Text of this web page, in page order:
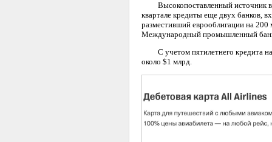
Высокопоставленный источник в
квартале кредиты еще двух банков,
разместивший еврооблигации на
Международный промышленный банк
С учетом пятилетнего кредита на
около $1 млрд.